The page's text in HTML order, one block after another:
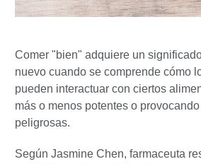
Comer "bien" adquiere un
nuevo cuando se comprende cómo
pueden interactuar con ciertos
más o menos potentes o
peligrosas.
Según Jasmine Chen, farmaceuta